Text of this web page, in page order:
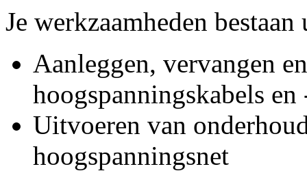
Je werkzaamheden bestaan
Aanleggen, vervangen
hoogspanningskabels
Uitvoeren van
hoogspanningsnet